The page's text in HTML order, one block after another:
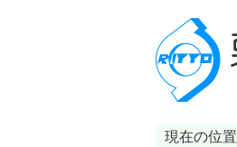
現在の位置